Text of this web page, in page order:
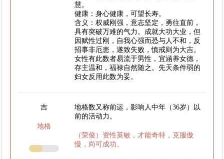
慧。
健康：身心健康，可望长寿。
含义：权威刚强，意志坚定，勇往直前，
具有突破万难的气力。成就大功大业，但
因赋性过刚，自我心强而恐与人不和，反
招事非厄患，遂致失败，慎戒则为大吉。
女性有此数者易流于男性，宜涵养女德，
存主温和，福禄自然随之。先天条件弱的
妇女反用此数为妥。
吉
地格
地格数又称前运，影响人中年（36岁）以
前的活动力。
（荣俊）资性英敏，才能奇特，克服傲
慢，尚可成功。